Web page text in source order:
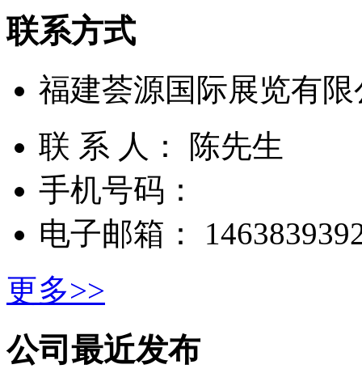
联系方式
福建荟源国际展览有限
联 系 人： 陈先生
手机号码：
电子邮箱：
更多>>
公司最近发布